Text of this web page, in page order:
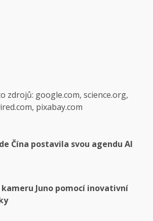
zdrojů: google.com, science.org,
pixabay.com
Čína postavila svou agendu AI
kameru Juno pomocí inovativní